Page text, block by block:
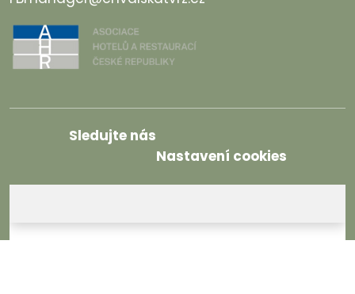
Sledujte nás
Nastavení cookies